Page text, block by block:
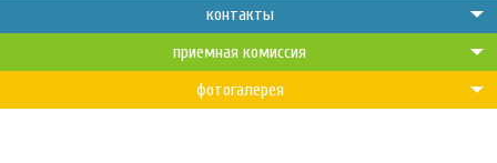
контакты
приемная комиссия
фотогалерея